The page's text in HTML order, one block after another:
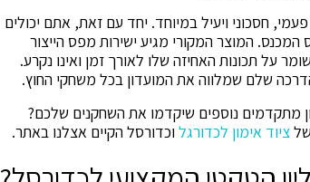
פעמי, חסכוני ויעיל במיוחד. יחד עם זאת, אתם יכולים
המוצר המקורי מגיע ישירות מפס הייצור
על תכונות האחיזה שלו לאורך זמן ואינו נקרע.
שלם שמלווה את המועדון בכל משחקי החוץ.
מתקדמים נוספים שיקדמו את השחקנים שלכם?
ציוד אימון לכדורגלוכדורסל הקיים אצלנו באתר.